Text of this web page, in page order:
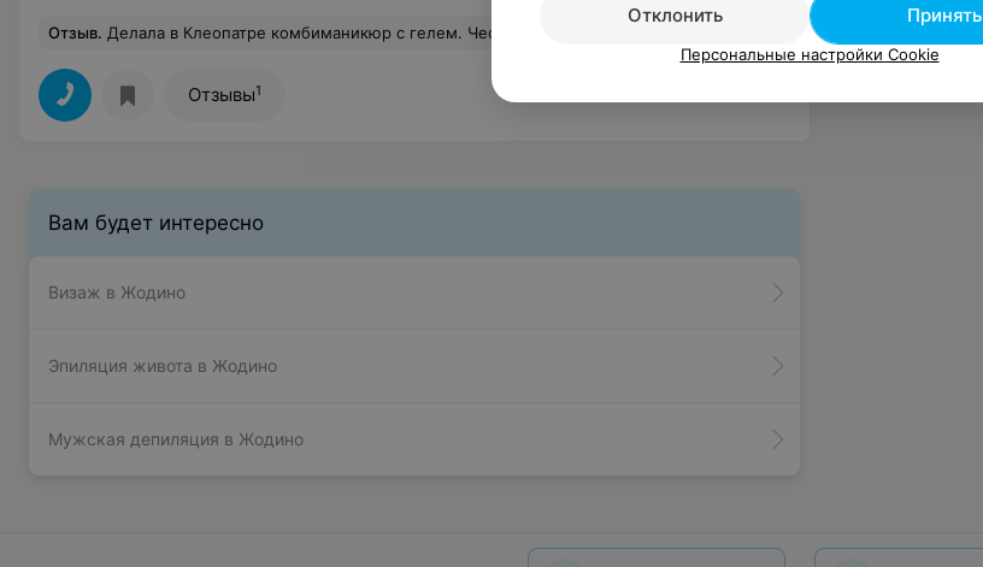
Отзыв. Делала в Клеопатре комбиманикюр с гелем. Честно говоря не в восторге от работы мастера Полины. Без крови не обошлось. Все пальцы до единого были жёстко покусаны инструментом для удаления кутикулы. Обработка ран была так себе. Ни слова извинения не услышала. К тому же инструменты после предыдущего клиента не были при мне продезинфицированы. И не заменены на новые. За покрытие ставлю так и быть три плюсика. На большее данный мастер увы не тянет. Пойду сдавать кровь на инфекции. Надеюсь, все обойдётся.
Отзывы1
Вам будет интересно
Визаж в Жодино
Эпиляция живота в Жодино
Мужская депиляция в Жодино
Отклонить
Принять
Персональные настройки Cookie